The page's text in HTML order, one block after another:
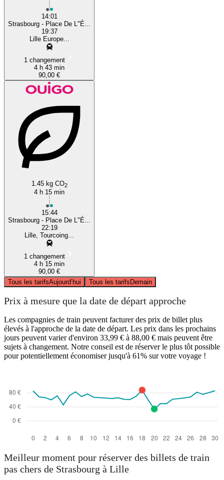
14:01
Strasbourg - Place De L"É...
19:37
Lille Europe...
1 changement
4 h 43 min
90,00 €
1.45 kg CO2
4 h 15 min
15:44
Strasbourg - Place De L"É...
22:19
Lille, Tourcoing...
1 changement
4 h 15 min
90,00 €
Tous les tarifsAujourd’hui Tous les tarifsDemain
Prix à mesure que la date de départ approche
Les compagnies de train peuvent facturer des prix de billet plus
élevés à l'approche de la date de départ. Les prix dans les prochains
jours peuvent varier d'environ 33,99 € à 88,00 € mais peuvent être
sujets à changement. Notre conseil est de réserver le plus tôt possible
pour potentiellement économiser jusqu'à 61% sur votre voyage !
Meilleur moment pour réserver des billets de train
pas chers de Strasbourg à Lille